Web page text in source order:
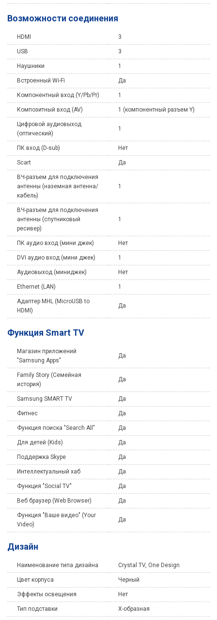
Возможности соединения
HDMI 3
USB 3
Наушники 1
Встроенный Wi-Fi Да
Компонентный вход (Y/Pb/Pr) 1
Композитный вход (AV) 1 (компонентный разъем Y)
Цифровой аудиовыход
(оптический)
1
ПК вход (D-sub) Нет
Scart Да
ВЧ-разъем для подключения
антенны (наземная антенна/
кабель)
1
ВЧ-разъем для подключения
антенны (спутниковый
ресивер)
1
ПК аудио вход (мини джек) Нет
DVI аудио вход (мини джек) 1
Аудиовыход (миниджек) Нет
Ethernet (LAN) 1
Адаптер MHL (MicroUSB to
HDMI)
Да
Функция Smart TV
Магазин приложений
"Samsung Apps"
Да
Family Story (Семейная
история)
Да
Samsung SMART TV Да
Фитнес Да
Функция поиска "Search All" Да
Для детей (Kids) Да
Поддержка Skype Да
Интеллектуальный хаб Да
Функция "Social TV" Да
Веб браузер (Web Browser) Да
Функция "Ваше видео" (Your
Video)
Да
Дизайн
Наименование типа дизайна Crystal TV, One Design
Цвет корпуса Черный
Эффекты освещения Нет
Тип подставки Х-образная